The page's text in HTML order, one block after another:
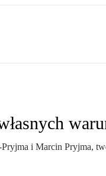
i Marcin Pryjma,